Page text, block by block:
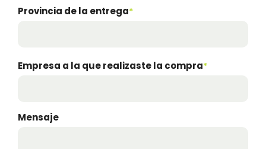
Provin­cia de la entre­ga*
Empre­sa a la que real­iza­ste la com­pra*
Men­saje